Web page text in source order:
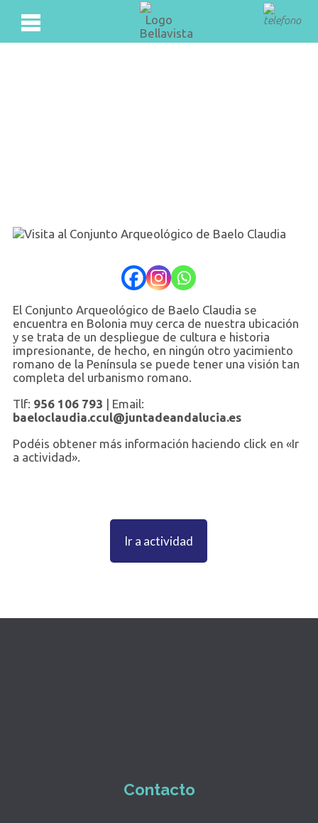
El Conjunto Arqueológico de Baelo Claudia se
encuentra en Bolonia muy cerca de nuestra ubicación
y se trata de un despliegue de cultura e historia
impresionante, de hecho, en ningún otro yacimiento
romano de la Península se puede tener una visión tan
completa del urbanismo romano.
Tlf: 956 106 793 | Email:
baeloclaudia.ccul@juntadeandalucia.es
Podéis obtener más información haciendo click en «Ir
a actividad».
Ir a actividad
Contacto